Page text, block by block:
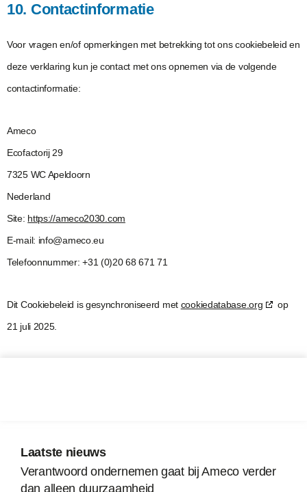
10. Contactinformatie
Voor vragen en/of opmerkingen met betrekking tot ons cookiebeleid en
deze verklaring kun je contact met ons opnemen via de volgende
contactinformatie:
Ameco
Ecofactorij 29
7325 WC Apeldoorn
Nederland
Site: https://ameco2030.com
E-mail: info@ameco.eu
Telefoonnummer: +31 (0)20 68 671 71
Dit Cookiebeleid is gesynchroniseerd met cookiedatabase.org
op
21 juli 2025.
Laatste nieuws
Verantwoord ondernemen gaat bij Ameco verder
dan alleen duurzaamheid